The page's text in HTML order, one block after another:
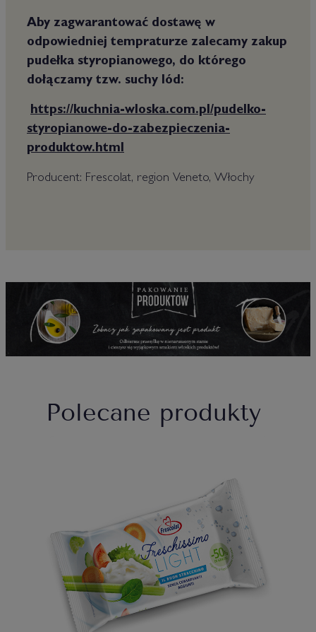
Aby zagwarantować dostawę w
odpowiedniej tempraturze zalecamy zakup
pudełka styropianowego, do którego
dołączamy tzw. suchy lód:
https://kuchnia-wloska.com.pl/pudelko-
styropianowe-do-zabezpieczenia-
produktow.html
Producent: Frescolat, region Veneto, Włochy
Polecane produkty